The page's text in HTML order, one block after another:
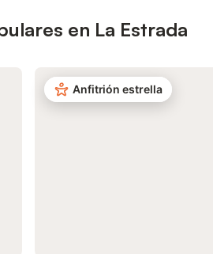
en La Estrada
Anfitrión estrella